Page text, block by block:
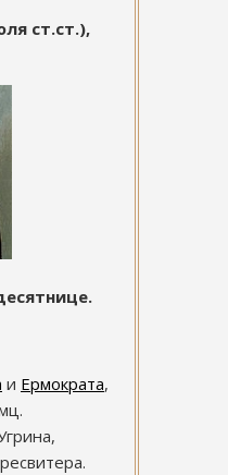
ст.ст.),
и Ермократа,